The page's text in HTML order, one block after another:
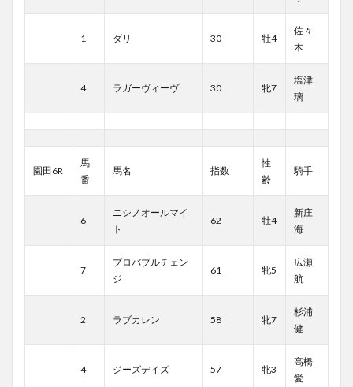
1 ダリ 30 牡4
佐々
木
4 ラガーヴィーヴ 30 牝7
塩津
璃
園田6R
馬
番
馬名 指数
性
齢
騎手
6
ニシノオールマイ
ト
62 牡4
新庄
海
7
プロバブルチェン
ジ
61 牝5
広瀬
航
2 ラブカレン 58 牝7
杉浦
健
4 ジーズデイズ 57 牝3
高橋
愛